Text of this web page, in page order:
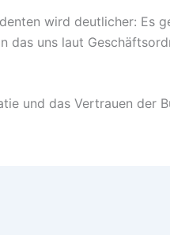
wird deutlicher: Es
uns laut
und das Vertrauen der